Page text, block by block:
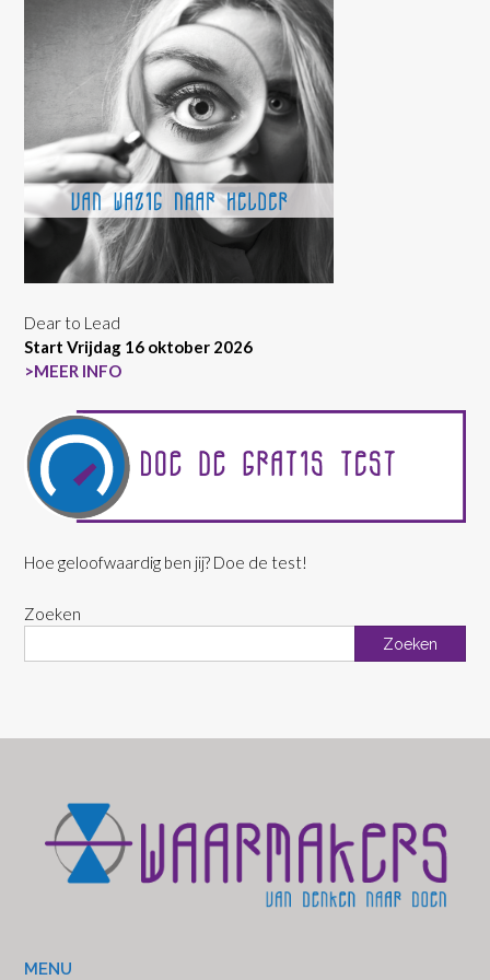
Dear to Lead
Start Vrijdag 16 oktober 2026
>MEER INFO
Hoe geloofwaardig ben jij? Doe de test!
Zoeken
Zoeken
MENU